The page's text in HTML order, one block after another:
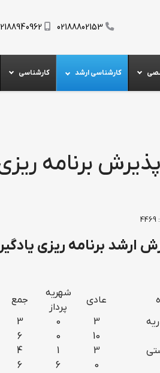
02188802153
کارشناسی ارشد کارشناسی
برنامه ریزی
ارشد برنامه ریزی
عادی
شهریه
پرداز
جمع
3
0
3
10
0
6
3
1
4
0
6
6